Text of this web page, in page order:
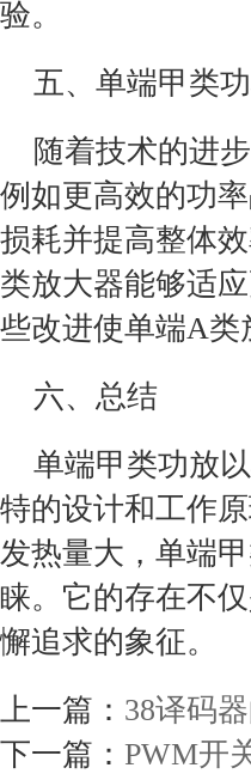
验。
五、单端甲类
随着技术的进
例如更高效的功
损耗并提高整体
类放大器能够适
些改进使单端A类
六、总结
单端甲类功放
特的设计和工作
发热量大，单端
睐。它的存在不
懈追求的象征。
上一篇： 38译码
下一篇： PWM开